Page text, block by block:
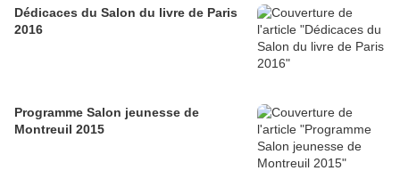
Dédicaces du Salon du livre de Paris
2016
Programme Salon jeunesse de
Montreuil 2015